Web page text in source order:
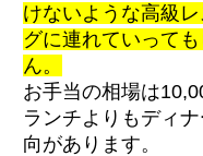
けないような高級
グに連れていって
ん。
お手当の相場は
ランチよりもディ
向があります。